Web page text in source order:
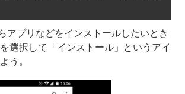
アプリなどをインストールしたいとき
選択して「インストール」というアイ
う。